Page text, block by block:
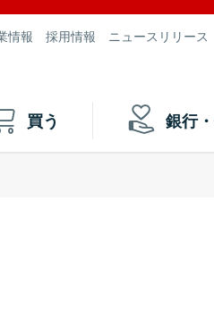
情報 採用情報 ニュースリリース
買う 銀行